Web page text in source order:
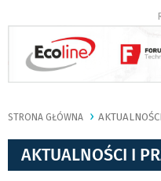
STRONA GŁÓWNA
AKTUALNOŚCI I